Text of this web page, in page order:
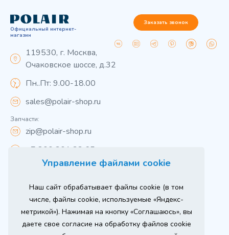
Управление файлами cookie
Наш сайт обрабатывает файлы cookie (в том
числе, файлы cookie, используемые «Яндекс-
метрикой»). Нажимая на кнопку «Соглашаюсь», вы
даете свое согласие на обработку файлов cookie
Официальный интернет-
магазин
119530, г. Москва,
Очаковское шоссе, д.32
Пн..Пт: 9.00-18.00
sales@polair-shop.ru
Запчасти:
zip@polair-shop.ru
+7 800 301 33 65
Заказать звонок
Вся информация на сайте о товарах носит
справочный характер и не является публичной
офертой в соответствии с пунктом 2 статьи 437 ГК РФ.
Для получения подробной информации о наличии и
стоимости указанных товаров и (или) услуг,
пожалуйста, обращайтесь к менеджеру сайта по
телефону